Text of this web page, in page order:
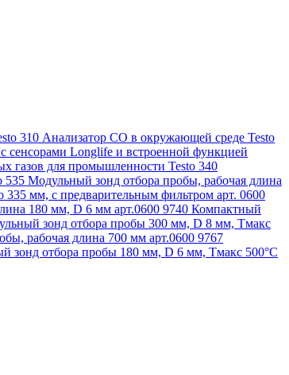
310 Анализатор CO в окружающей среде Testo
сенсорами Longlife и встроенной функцией
газов для промышленности Testo 340
535 Модульный зонд отбора пробы, рабочая длина
мм, с предварительным фильтром арт. 0600
180 мм, D 6 мм арт.0600 9740 Компактный
зонд отбора пробы 300 мм, D 8 мм, Tмакс
рабочая длина 700 мм арт.0600 9767
зонд отбора пробы 180 мм, D 6 мм, Tмакс 500°С